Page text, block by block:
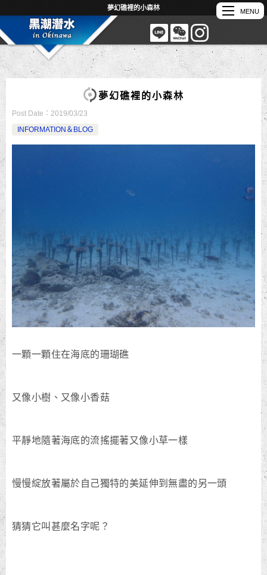
夢幻礁裡的小森林
夢幻礁裡的小森林
Post Date： 2019/03/23
INFORMATION＆BLOG
一顆一顆住在海底的珊瑚礁
又像小樹、又像小香菇
平靜地隨著海底的流搖擺著又像小草一樣
慢慢綻放著屬於自己獨特的美延伸到無盡的另一頭
猜猜它叫甚麼名字呢？